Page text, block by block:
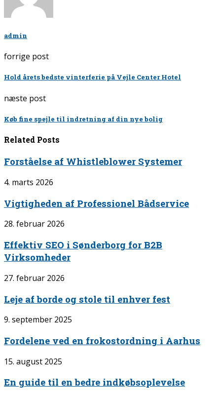
admin
forrige post
Hold årets bedste vinterferie på Vejle Center Hotel
næste post
Køb fine spejle til indretning af din nye bolig
Related Posts
Forståelse af Whistleblower Systemer
4. marts 2026
Vigtigheden af Professionel Bådservice
28. februar 2026
Effektiv SEO i Sønderborg for B2B
Virksomheder
27. februar 2026
Leje af borde og stole til enhver fest
9. september 2025
Fordelene ved en frokostordning i Aarhus
15. august 2025
En guide til en bedre indkøbsoplevelse